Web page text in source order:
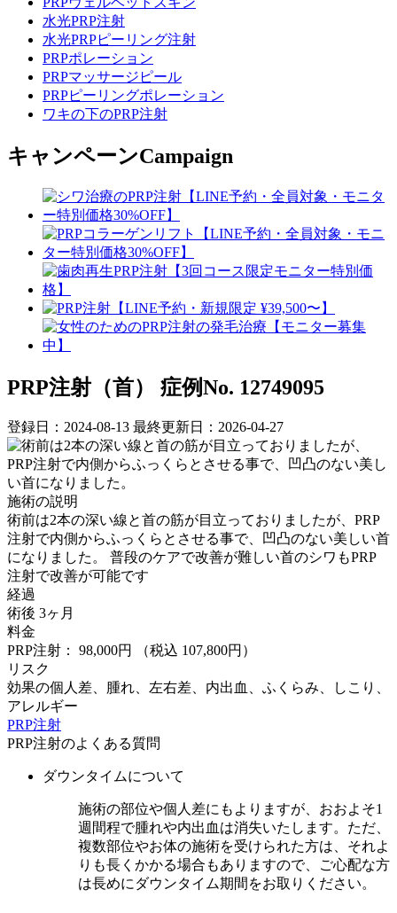
水光PRP注射
水光PRPピーリング注射
PRPポレーション
PRPマッサージピール
PRPピーリングポレーション
ワキの下のPRP注射
キャンペーンCampaign
PRP注射（首） 症例No. 12749095
登録日：2024-08-13 最終更新日：2026-04-27
施術の説明
術前は2本の深い線と首の筋が目立っておりましたが、PRP
注射で内側からふっくらとさせる事で、凹凸のない美しい首
になりました。 ⁡普段のケアで改善が難しい首のシワもPRP
注射で改善が可能です
経過
術後 3ヶ月
料金
PRP注射： 98,000円
（税込 107,800円）
リスク
効果の個人差、腫れ、左右差、内出血、ふくらみ、しこり、
アレルギー
PRP注射
PRP注射のよくある質問
ダウンタイムについて
施術の部位や個人差にもよりますが、おおよそ1
週間程で腫れや内出血は消失いたします。ただ、
複数部位やお体の施術を受けられた方は、それよ
りも長くかかる場合もありますので、ご心配な方
は長めにダウンタイム期間をお取りください。